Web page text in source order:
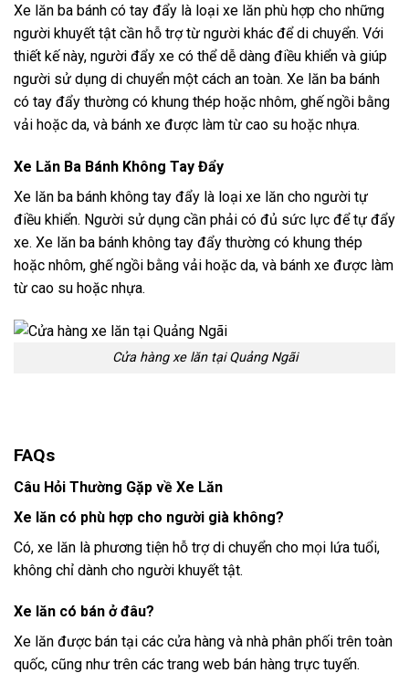
Xe lăn ba bánh có tay đẩy là loại xe lăn phù hợp cho những
người khuyết tật cần hỗ trợ từ người khác để di chuyển. Với
thiết kế này, người đẩy xe có thể dễ dàng điều khiển và giúp
người sử dụng di chuyển một cách an toàn. Xe lăn ba bánh
có tay đẩy thường có khung thép hoặc nhôm, ghế ngồi bằng
vải hoặc da, và bánh xe được làm từ cao su hoặc nhựa.
Xe Lăn Ba Bánh Không Tay Đẩy
Xe lăn ba bánh không tay đẩy là loại xe lăn cho người tự
điều khiển. Người sử dụng cần phải có đủ sức lực để tự đẩy
xe. Xe lăn ba bánh không tay đẩy thường có khung thép
hoặc nhôm, ghế ngồi bằng vải hoặc da, và bánh xe được làm
từ cao su hoặc nhựa.
Cửa hàng xe lăn tại Quảng Ngãi
FAQs
Câu Hỏi Thường Gặp về Xe Lăn
Xe lăn có phù hợp cho người già không?
Có, xe lăn là phương tiện hỗ trợ di chuyển cho mọi lứa tuổi,
không chỉ dành cho người khuyết tật.
Xe lăn có bán ở đâu?
Xe lăn được bán tại các cửa hàng và nhà phân phối trên toàn
quốc, cũng như trên các trang web bán hàng trực tuyến.